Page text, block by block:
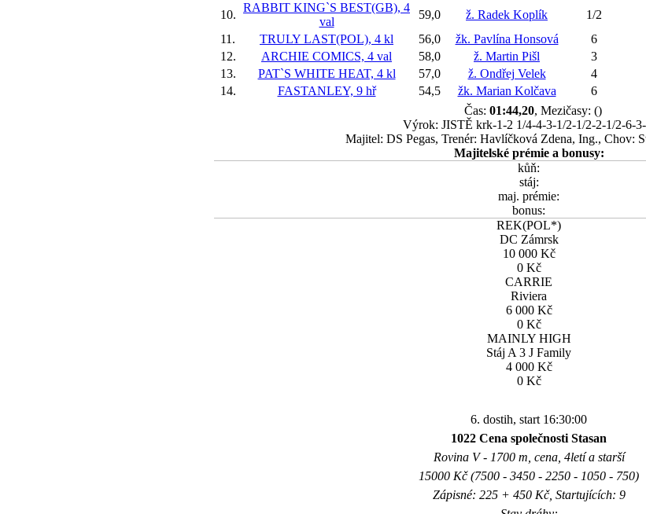
10.
RABBIT KING`S BEST(GB), 4
val
59,0 ž. Radek Koplík 1/2
11.
TRULY LAST(POL), 4 kl 56,0 žk. Pavlína Honsová 6
12.
ARCHIE COMICS, 4 val 58,0 ž. Martin Pišl 3
13.
PAT`S WHITE HEAT, 4 kl 57,0 ž. Ondřej Velek 4
14.
FASTANLEY, 9 hř 54,5 žk. Marian Kolčava 6
Čas: 01:44,20, Mezičasy: ()
Výrok: JISTĚ krk-1-2 1/4-4-3-1/2-1/2-2-1/2-6-
Majitel: DS Pegas, Trenér: Havlíčková Zdena, Ing., Chov:
Majitelské prémie a bonusy:
kůň:
stáj:
maj. prémie:
bonus:
REK(POL*)
DC Zámrsk
10 000 Kč
0 Kč
CARRIE
Riviera
6 000 Kč
0 Kč
MAINLY HIGH
Stáj A 3 J Family
4 000 Kč
0 Kč
6. dostih, start 16:30:00
1022 Cena společnosti Stasan
Rovina V - 1700 m, cena, 4letí a starší
15000 Kč (7500 - 3450 - 2250 - 1050 - 750)
Zápisné: 225 + 450 Kč, Startujících: 9